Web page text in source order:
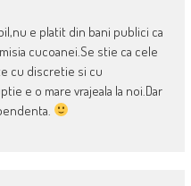
e platit din bani publici ca
cucoanei.Se stie ca cele
cu discretie si cu
e o mare vrajeala la noi.Dar